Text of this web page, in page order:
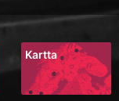
Kartta